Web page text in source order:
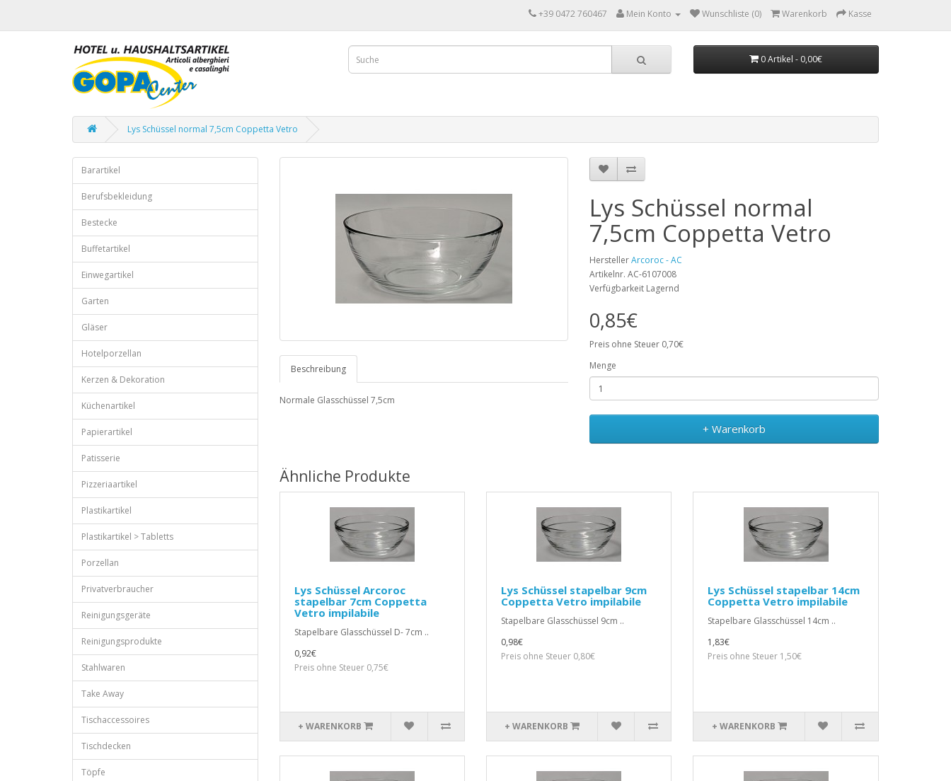
+39 0472 760467 Mein Konto Wunschliste (0) Warenkorb Kasse
0 Artikel - 0,00€
Lys Schüssel normal 7,5cm Coppetta Vetro
Barartikel
Berufsbekleidung
Bestecke
Buffetartikel
Einwegartikel
Garten
Gläser
Hotelporzellan
Kerzen & Dekoration
Küchenartikel
Papierartikel
Patisserie
Pizzeriaartikel
Plastikartikel
Plastikartikel > Tabletts
Porzellan
Privatverbraucher
Reinigungsgeräte
Reinigungsprodukte
Stahlwaren
Take Away
Tischaccessoires
Tischdecken
Töpfe
Beschreibung
Normale Glasschüssel 7,5cm
Lys Schüssel normal
7,5cm Coppetta Vetro
HerstellerArcoroc - AC
Artikelnr. AC-6107008
Verfügbarkeit Lagernd
0,85€
Preis ohne Steuer 0,70€
Menge
+ Warenkorb
Ähnliche Produkte
Lys Schüssel Arcoroc
stapelbar 7cm Coppetta
Vetro impilabile
Stapelbare Glasschüssel D- 7cm ..
0,92€
Preis ohne Steuer 0,75€
+ WARENKORB
Lys Schüssel stapelbar 9cm
Coppetta Vetro impilabile
Stapelbare Glasschüssel 9cm ..
0,98€
Preis ohne Steuer 0,80€
+ WARENKORB
Lys Schüssel stapelbar 14cm
Coppetta Vetro impilabile
Stapelbare Glasschüssel 14cm ..
1,83€
Preis ohne Steuer 1,50€
+ WARENKORB